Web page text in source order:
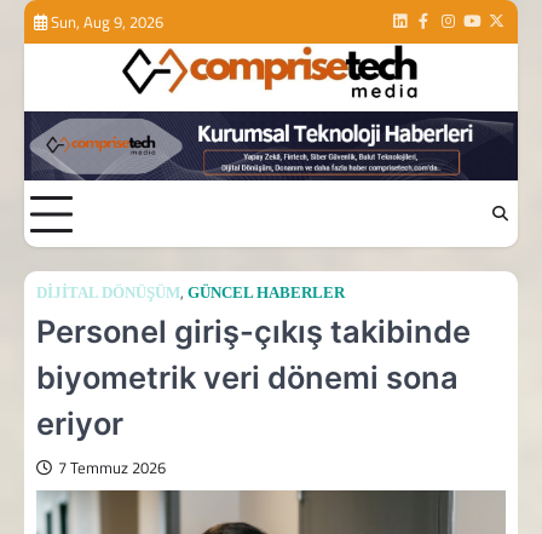
Skip
Sun, Aug 9, 2026 Linkedin
Facebook
Instagram
Youtube
DIJITAL DÖNÜŞÜM, GÜNCEL HABERLER
Personel giriş-çıkış takibinde
biyometrik veri dönemi sona
eriyor
7 Temmuz 2026